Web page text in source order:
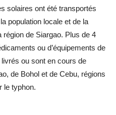
solaires ont été transportés
population locale et de la
de Siargao. Plus de 4
ou d’équipements de
ou sont en cours de
de Bohol et de Cebu, régions
le typhon.